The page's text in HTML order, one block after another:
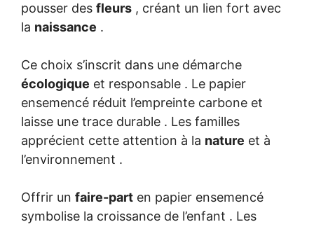
pousser des fleurs , créant un lien fort avec
la naissance .
Ce choix s’inscrit dans une démarche
écologique et responsable . Le papier
ensemencé réduit l’empreinte carbone et
laisse une trace durable . Les familles
apprécient cette attention à la nature et à
l’environnement .
Offrir un faire-part en papier ensemencé
symbolise la croissance de l’enfant . Les